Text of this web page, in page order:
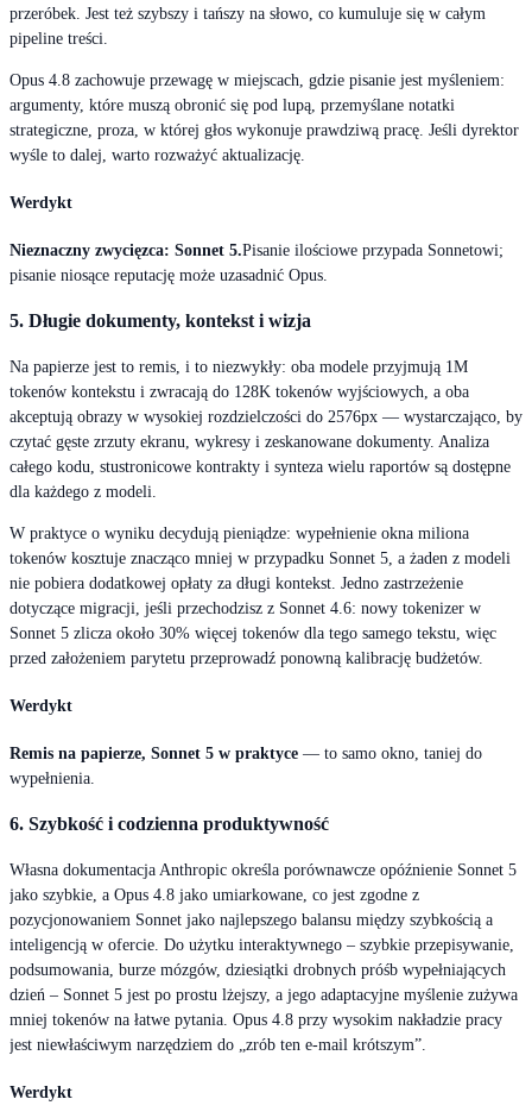
przeróbek. Jest też szybszy i tańszy na słowo, co kumuluje się w całym
pipeline treści.
Opus 4.8 zachowuje przewagę w miejscach, gdzie pisanie jest myśleniem:
argumenty, które muszą obronić się pod lupą, przemyślane notatki
strategiczne, proza, w której głos wykonuje prawdziwą pracę. Jeśli dyrektor
wyśle to dalej, warto rozważyć aktualizację.
Werdykt
Nieznaczny zwycięzca: Sonnet 5.Pisanie ilościowe przypada Sonnetowi;
pisanie niosące reputację może uzasadnić Opus.
5. Długie dokumenty, kontekst i wizja
Na papierze jest to remis, i to niezwykły: oba modele przyjmują 1M
tokenów kontekstu i zwracają do 128K tokenów wyjściowych, a oba
akceptują obrazy w wysokiej rozdzielczości do 2576px — wystarczająco, by
czytać gęste zrzuty ekranu, wykresy i zeskanowane dokumenty. Analiza
całego kodu, stustronicowe kontrakty i synteza wielu raportów są dostępne
dla każdego z modeli.
W praktyce o wyniku decydują pieniądze: wypełnienie okna miliona
tokenów kosztuje znacząco mniej w przypadku Sonnet 5, a żaden z modeli
nie pobiera dodatkowej opłaty za długi kontekst. Jedno zastrzeżenie
dotyczące migracji, jeśli przechodzisz z Sonnet 4.6: nowy tokenizer w
Sonnet 5 zlicza około 30% więcej tokenów dla tego samego tekstu, więc
przed założeniem parytetu przeprowadź ponowną kalibrację budżetów.
Werdykt
Remis na papierze, Sonnet 5 w praktyce — to samo okno, taniej do
wypełnienia.
6. Szybkość i codzienna produktywność
Własna dokumentacja Anthropic określa porównawcze opóźnienie Sonnet 5
jako szybkie, a Opus 4.8 jako umiarkowane, co jest zgodne z
pozycjonowaniem Sonnet jako najlepszego balansu między szybkością a
inteligencją w ofercie. Do użytku interaktywnego – szybkie przepisywanie,
podsumowania, burze mózgów, dziesiątki drobnych próśb wypełniających
dzień – Sonnet 5 jest po prostu lżejszy, a jego adaptacyjne myślenie zużywa
mniej tokenów na łatwe pytania. Opus 4.8 przy wysokim nakładzie pracy
jest niewłaściwym narzędziem do „zrób ten e-mail krótszym”.
Werdykt